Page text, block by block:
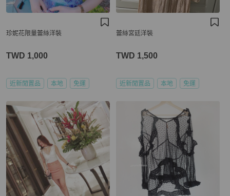
珍妮花限量蕾絲洋裝
TWD 1,000
近新閒置品 本地 免運
蕾絲宮廷洋裝
TWD 1,500
近新閒置品 本地 免運